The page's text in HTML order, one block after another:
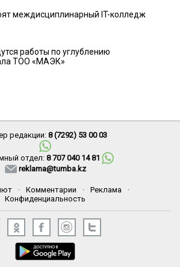
междисциплинарный IT-колледж
работы по углублению
ТОО «МАЭК»
редакции: 8 (7292) 53 00 03
отдел: 8 707 040 14 81
reklama@tumba.kz
· Комментарии · Реклама
·
Конфиденциальность